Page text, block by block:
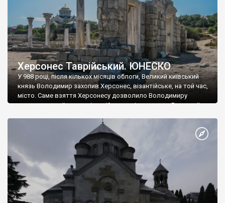
Херсонес Таврійський. ЮНЕСКО
У 988 році, після кількох місяців облоги, Великий київський
князь Володимир захопив Херсонес, візантійське, на той час,
місто. Саме взяття Херсонесу дозволило Володимиру
диктувати свої умови візантійському імператору Василю ІІ, та
Херсонесі Володимир-язичник, став Василем-християнином.
А потім було Хрещення Русі. На честь Херсонесу Таврійського